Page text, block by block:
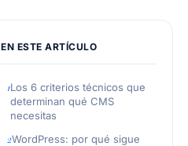
EN ESTE ARTÍCULO
Los 6 criterios técnicos que
determinan qué CMS
necesitas
WordPress: por qué sigue